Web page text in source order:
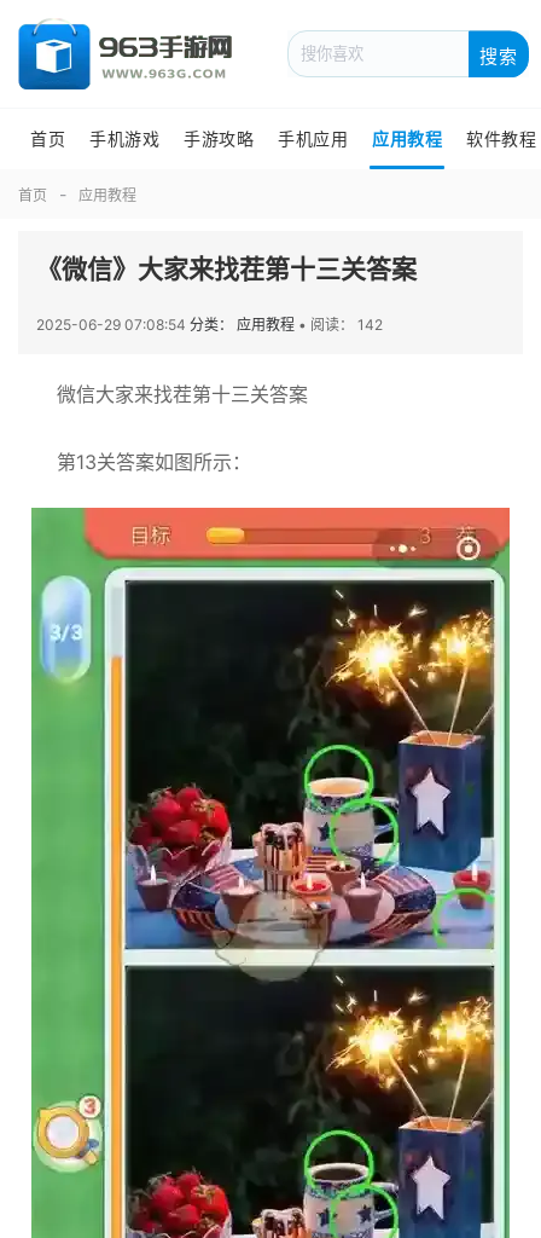
搜索
首页 手机游戏 手游攻略 手机应用 应用教程 软件教程
首页 应用教程
《微信》大家来找茬第十三关答案
2025-06-29 07:08:54 分类： 应用教程 • 阅读： 142
微信大家来找茬第十三关答案
第13关答案如图所示：